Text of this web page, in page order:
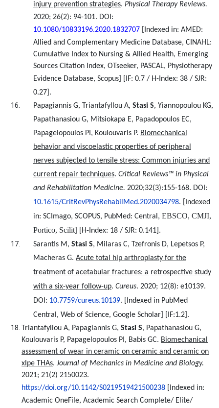
injury prevention strategies. Physical Therapy Reviews.
2020; 26(2): 94-101. DOI:
10.1080/10833196.2020.1832707
[Indexed in: AMED:
Allied and Complementary Medicine Database, CINAHL:
Cumulative Index to Nursing & Allied Health, Emerging
Sources Citation Index, OTseeker, PASCAL, Physiotherapy
Evidence Database, Scopus]
[IF: 0.7 / H-Index: 38 / SJR:
0.27].
Papagiannis G, Triantafyllou A, Stasi S, Yiannopoulou KG,
Papathanasiou G, Mitsiokapa E, Papadopoulos EC,
Papagelopoulos PI, Koulouvaris P. Biomechanical
behavior and viscoelastic properties of peripheral
nerves subjected to tensile stress: Common injuries and
current repair techniques. Critical Reviews™ in Physical
and Rehabilitation Medicine. 2020;32(3):155-168. DOI:
10.1615/CritRevPhysRehabilMed.2020034798. [Indexed
in: SCImago, SCOPUS, PubMed: Central, EBSCO, CMJI,
Portico, Scilit] [H-Index: 18 / SJR: 0.141].
Sarantis M, Stasi S, Milaras C, Tzefronis D, Lepetsos P,
Macheras G. Acute total hip arthroplasty for the
treatment of acetabular fractures: a retrospective study
with a six-year follow-up. Cureus. 2020; 12(8): e10139.
DOI: 10.7759/cureus.10139.
[Indexed in PubMed
Central, Web of Science, Google Scholar] [IF:1.2].
Triantafyllou Α, Papagiannis G, Stasi S, Papathanasiou G,
Koulouvaris P, Papagelopoulos PI, Babis GC. Biomechanical
assessment of wear in ceramic on ceramic and ceramic on
xlpe THAs. Journal of Mechanics in Medicine and Biology.
2021; 21(2) 2150023.
https://doi.org/10.1142/S0219519421500238
[Indexed in:
Academic OneFile, Academic Search Complete/ Elite/